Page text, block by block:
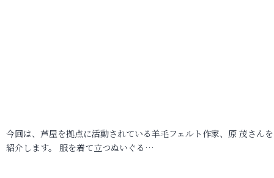
今回は、芦屋を拠点に活動されている羊毛フェルト作家、原 茂さん
紹介します。 服を着て立つぬいぐる…